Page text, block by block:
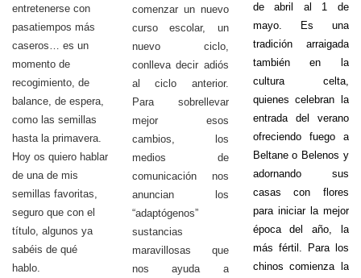
entretenerse con
pasatiempos más
caseros… es un
momento de
recogimiento, de
balance, de espera,
como las semillas
hasta la primavera.
Hoy os quiero hablar
de una de mis
semillas favoritas,
seguro que con el
título, algunos ya
sabéis de qué
hablo.
comenzar un nuevo
curso escolar, un
nuevo ciclo,
conlleva decir adiós
al ciclo anterior.
Para sobrellevar
mejor esos
cambios, los
medios de
comunicación nos
anuncian los
“adaptógenos”
sustancias
maravillosas que
nos ayuda a
de abril al 1 de
mayo. Es una
tradición arraigada
también en la
cultura celta,
quienes celebran la
entrada del verano
ofreciendo fuego a
Beltane o Belenos y
adornando sus
casas con flores
para iniciar la mejor
época del año, la
más fértil. Para los
chinos comienza la